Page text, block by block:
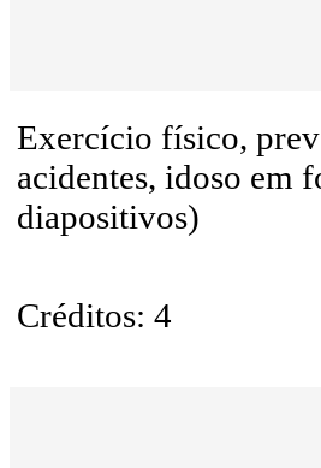
Exercício físico,
acidentes, idoso em
diapositivos)
Créditos: 4